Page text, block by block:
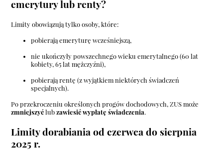
emerytury lub renty?
Limity obowiązują tylko osoby, które:
pobierają emeryturę wcześniejszą,
nie ukończyły powszechnego wieku emerytalnego (60 lat
kobiety, 65 lat mężczyźni),
pobierają rentę (z wyjątkiem niektórych świadczeń
specjalnych).
Po przekroczeniu określonych progów dochodowych, ZUS może
zmniejszyćlubzawiesić wypłatę świadczenia.
Limity dorabiania od czerwca do sierpnia
2025 r.